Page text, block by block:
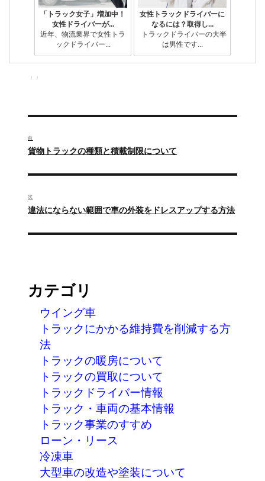
「トラック女子」増加中！
女性ドライバーが...
近年、物流業界で女性トラ
ックドライバー...
女性トラックドライバーに
なるには？取得し...
トラックドライバーの大半
は男性です...
投
投
稿
ゲ
シ
ン
前
過
の
稿:
貨物トラックの種類と積載制限について
次
次
投
違法にならない範囲で車の外装をドレスアップする方法
カテゴリ
ウイング車
トラックにかかる維持費を削減する方
法
トラックの暖房について
トラックの買取について
トラックドライバー情報
トラック・車両の基本情報
トラック事業のすすめ
ローン・リース
冷凍車
大型車の改造や塗装について